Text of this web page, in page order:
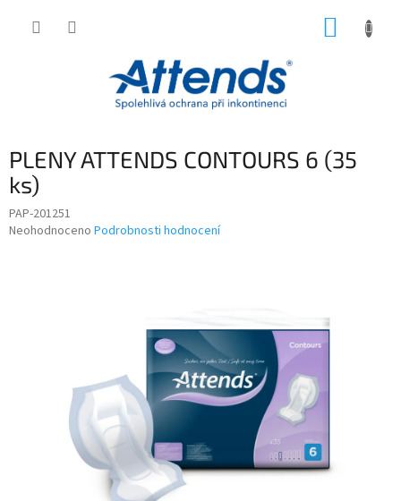
PLENY ATTENDS CONTOURS 6 (35
ks)
PAP-201251
Průměrné
Neohodnoceno Podrobnosti hodnocení